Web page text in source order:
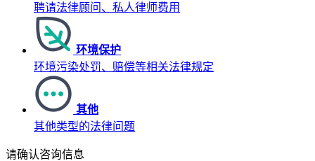
聘请法律顾问、私人律师费用
环境保护
环境污染处罚、赔偿等相关法律规定
其他
其他类型的法律问题
请确认咨询信息